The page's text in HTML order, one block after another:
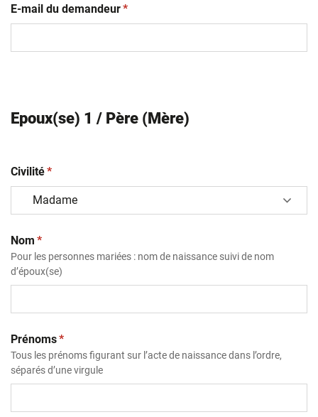
E-mail du demandeur(obligatoire)
*
Epoux(se) 1 / Père (Mère)
Civilité(obligatoire)
*
Nom (obligatoire)
*
Pour les personnes mariées : nom de naissance suivi de nom
d’époux(se)
Prénoms(obligatoire)
*
Tous les prénoms figurant sur l’acte de naissance dans l’ordre,
séparés d’une virgule